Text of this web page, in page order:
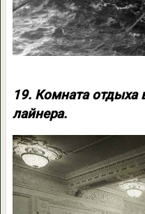
19. Комната отдыха
лайнера.